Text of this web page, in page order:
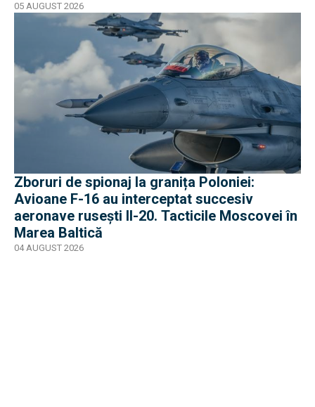
05 AUGUST 2026
Zboruri de spionaj la granița Poloniei:
Avioane F-16 au interceptat succesiv
aeronave rusești Il-20. Tacticile Moscovei în
Marea Baltică
04 AUGUST 2026